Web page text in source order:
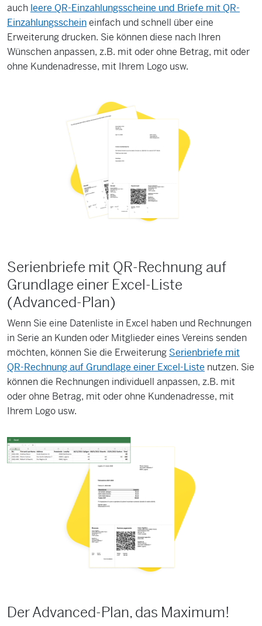
auch leere QR-Einzahlungsscheine und Briefe mit QR-
Einzahlungsscheineinfach und schnell über eine
Erweiterung drucken. Sie können diese nach Ihren
Wünschen anpassen, z.B. mit oder ohne Betrag, mit oder
ohne Kundenadresse, mit Ihrem Logo usw.
Serienbriefe mit QR-Rechnung auf
Grundlage einer Excel-Liste
(Advanced-Plan)
Wenn Sie eine Datenliste in Excel haben und Rechnungen
in Serie an Kunden oder Mitglieder eines Vereins senden
möchten, können Sie die Erweiterung Serienbriefe mit
QR-Rechnung auf Grundlage einer Excel-Liste nutzen. Sie
können die Rechnungen individuell anpassen, z.B. mit
oder ohne Betrag, mit oder ohne Kundenadresse, mit
Ihrem Logo usw.
Der Advanced-Plan, das Maximum!